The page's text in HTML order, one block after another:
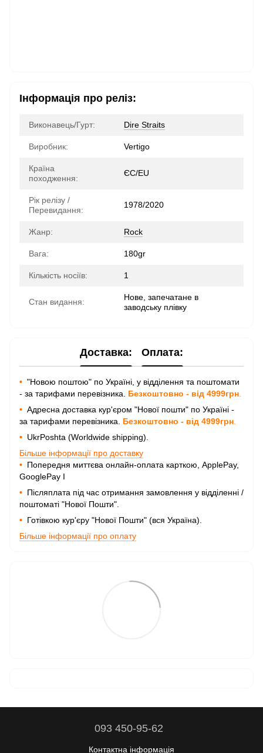
Інформація про реліз:
Виконавець/Гурт: Dire Straits
Виробник: Vertigo
Країна
походження:
ЄС/EU
Рік релізу /
Перевидання:
1978/2020
Жанр: Rock
Вага: 180gr
Кількість носіїв: 1
Стан видання:
Нове, запечатане в
заводську плівку
Доставка: Оплата:
• "Новою поштою" по Україні, у відділення та поштомати
- за тарифами перевізника. Безкоштовно - від 4999грн
• Адресна доставка кур'єром "Нової пошти" по Україні -
за тарифами перевізника. Безкоштовно - від 4999грн
• UkrPoshta (Worldwide shipping).
Більше інформації про доставку
• Попередня миттєва онлайн-оплата карткою, ApplePay,
GooglePay I
• Післяплата під час отримання замовлення у відділенні /
поштоматі "Нової Пошти".
• Готівкою кур'єру "Нової Пошти" (вся Україна).
Більше інформації про оплату
093 450-95-62
Контактна інформація